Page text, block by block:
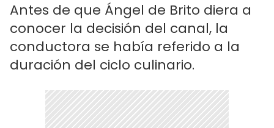
Antes de que Ángel de Brito diera a
conocer la decisión del canal, la
conductora se había referido a la
duración del ciclo culinario.